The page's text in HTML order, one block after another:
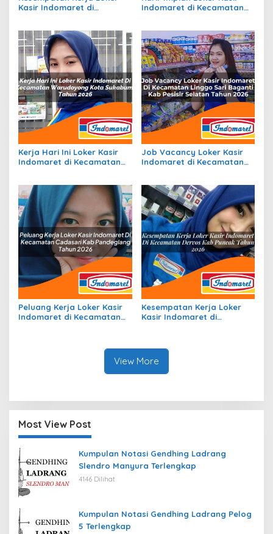
Kasir Indomaret di
Indomaret di Kecamatan
Kerja Hari Ini Loker Kasir
Indomaret di Kecamatan
Job Vacancy Loker Kasir
Indomaret di Kecamatan
Peluang Kerja Loker Kasir
Indomaret di Kecamatan
Kesempatan Kerja Loker
Kasir Indomaret di
View More
Most View Post
Kumpulan Notasi Gendhing Ladrang
Slendro Manyura Terlengkap
4146 Dilihat
Kumpulan Notasi Gendhing Ladrang Pelog
5 Terlengkap